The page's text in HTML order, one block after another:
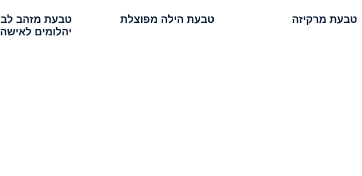
טבעת מרקיזה טבעת הילה מפוצלת
יהלומים לאישה